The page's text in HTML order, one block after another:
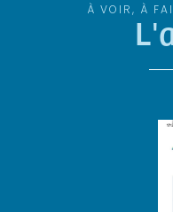
À VOIR, À